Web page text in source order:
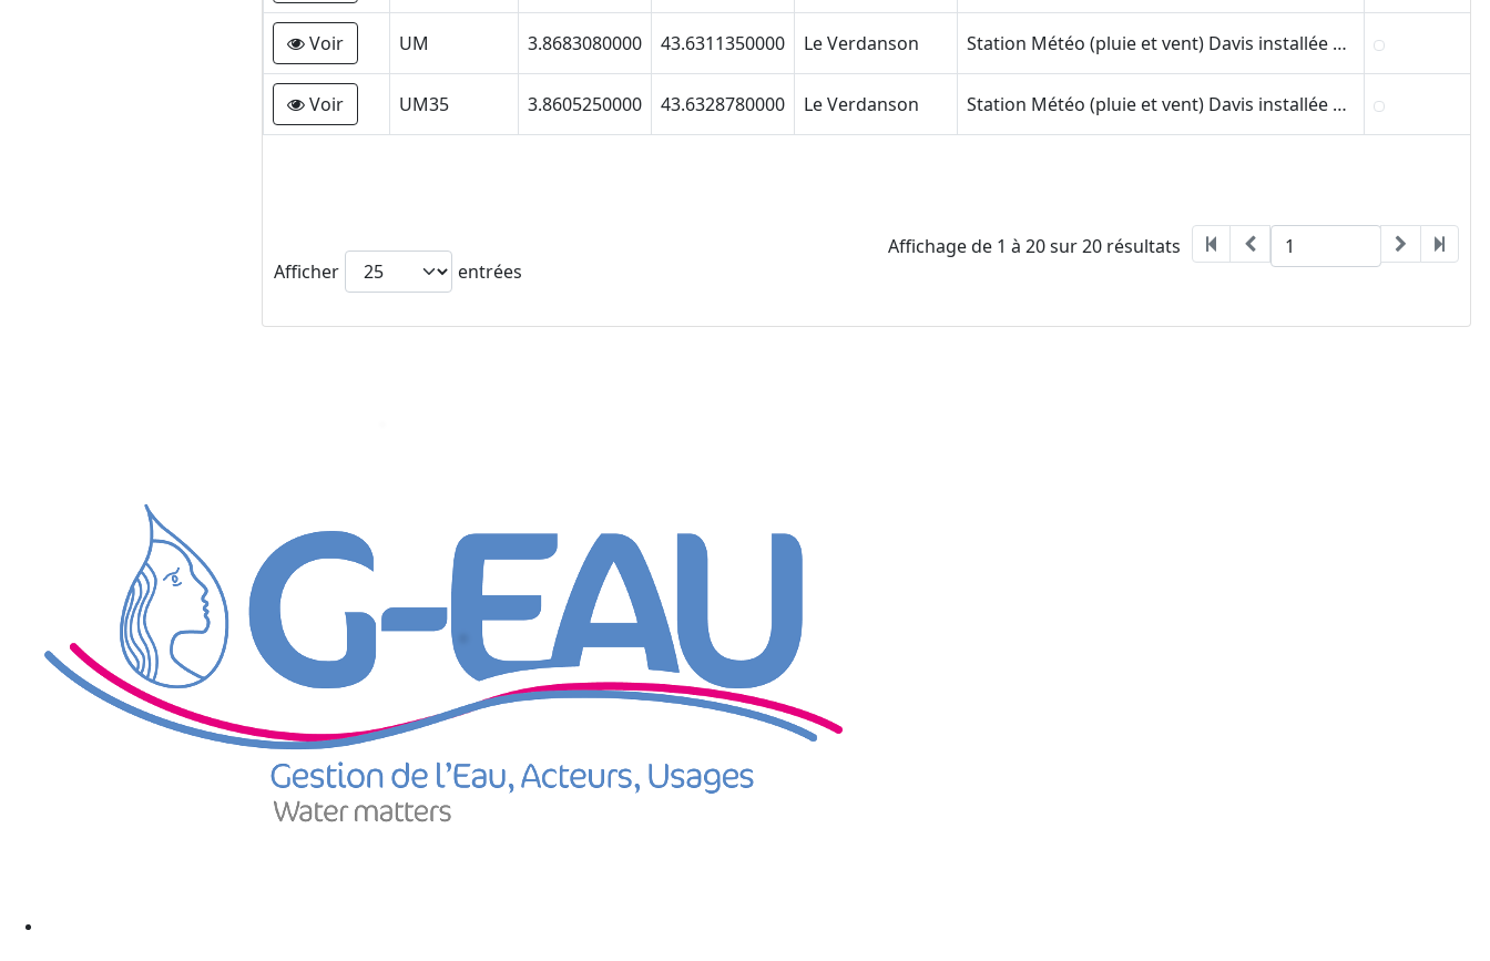
Voir UM 3.8683080000 43.6311350000 Le Verdanson Station Météo (pluie et vent) Davis installée au sol entre les bâtiments 25 et 26 (coté Est) de la Fac de Sciences de Montpellier.
Voir UM35 3.8605250000 43.6328780000 Le Verdanson Station Météo (pluie et vent) Davis installée sur la terrasse supérieure du bâtiment 35 (MSE) de la fac des Sciences de Montpellier.
Afficher entrées
Affichage de 1 à 20 sur 20 résultats